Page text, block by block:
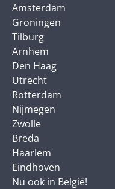
Amsterdam
Groningen
Tilburg
Arnhem
Den Haag
Utrecht
Rotterdam
Nijmegen
Zwolle
Breda
Haarlem
Eindhoven
Nu ook in België!